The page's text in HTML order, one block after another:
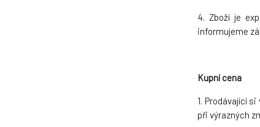
4. Zboží je
informujeme
Kupní cena
1. Prodávající
při výrazných